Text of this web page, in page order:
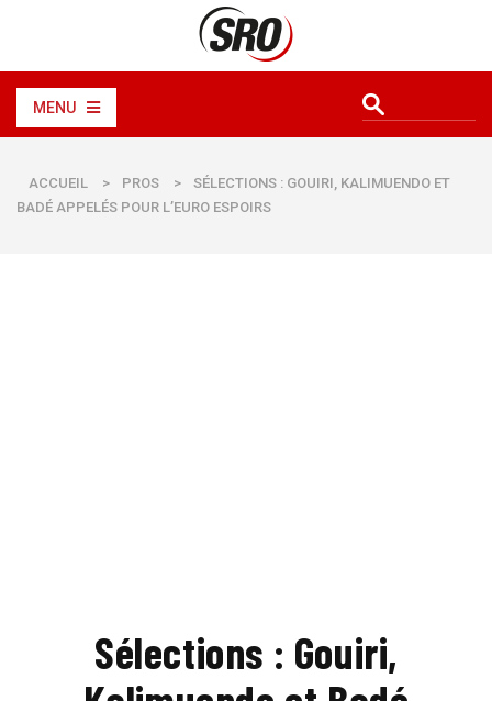
MENU
ACCUEIL > PROS >
SÉLECTIONS : GOUIRI, KALIMUENDO ET
BADÉ APPELÉS POUR L’EURO ESPOIRS
Sélections : Gouiri,